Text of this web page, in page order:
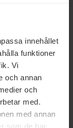
innehållet
funktioner
Vi
och annan
och
med.
med annan
som de har